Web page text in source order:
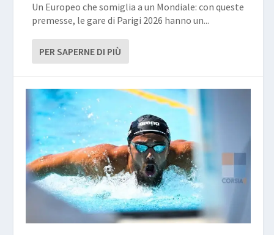
Un Europeo che somiglia a un Mondiale: con queste
premesse, le gare di Parigi 2026 hanno un...
PER SAPERNE DI PIÙ